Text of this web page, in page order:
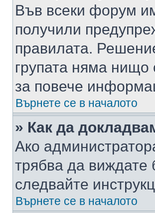
Във всеки форум
получили
правилата.
групата няма
за повече
Върнете се в началото
» Как да
Ако
трябва да виждате
следвайте
Върнете се в началото